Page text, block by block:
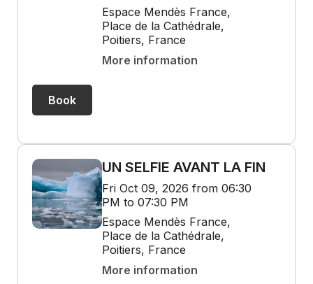
Espace Mendès France,
Place de la Cathédrale,
Poitiers, France
More information
Book
UN SELFIE AVANT LA FIN
Fri Oct 09, 2026 from 06:30
PM to 07:30 PM
Espace Mendès France,
Place de la Cathédrale,
Poitiers, France
More information